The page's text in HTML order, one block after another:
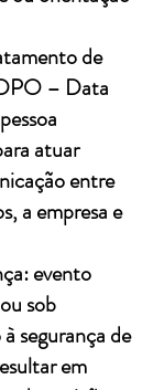
de
– Data
atuar
entre
a empresa e
evento
sob
segurança de
em